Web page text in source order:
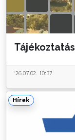
Tájékoztatás
'26.07.02. 10:37
Hírek